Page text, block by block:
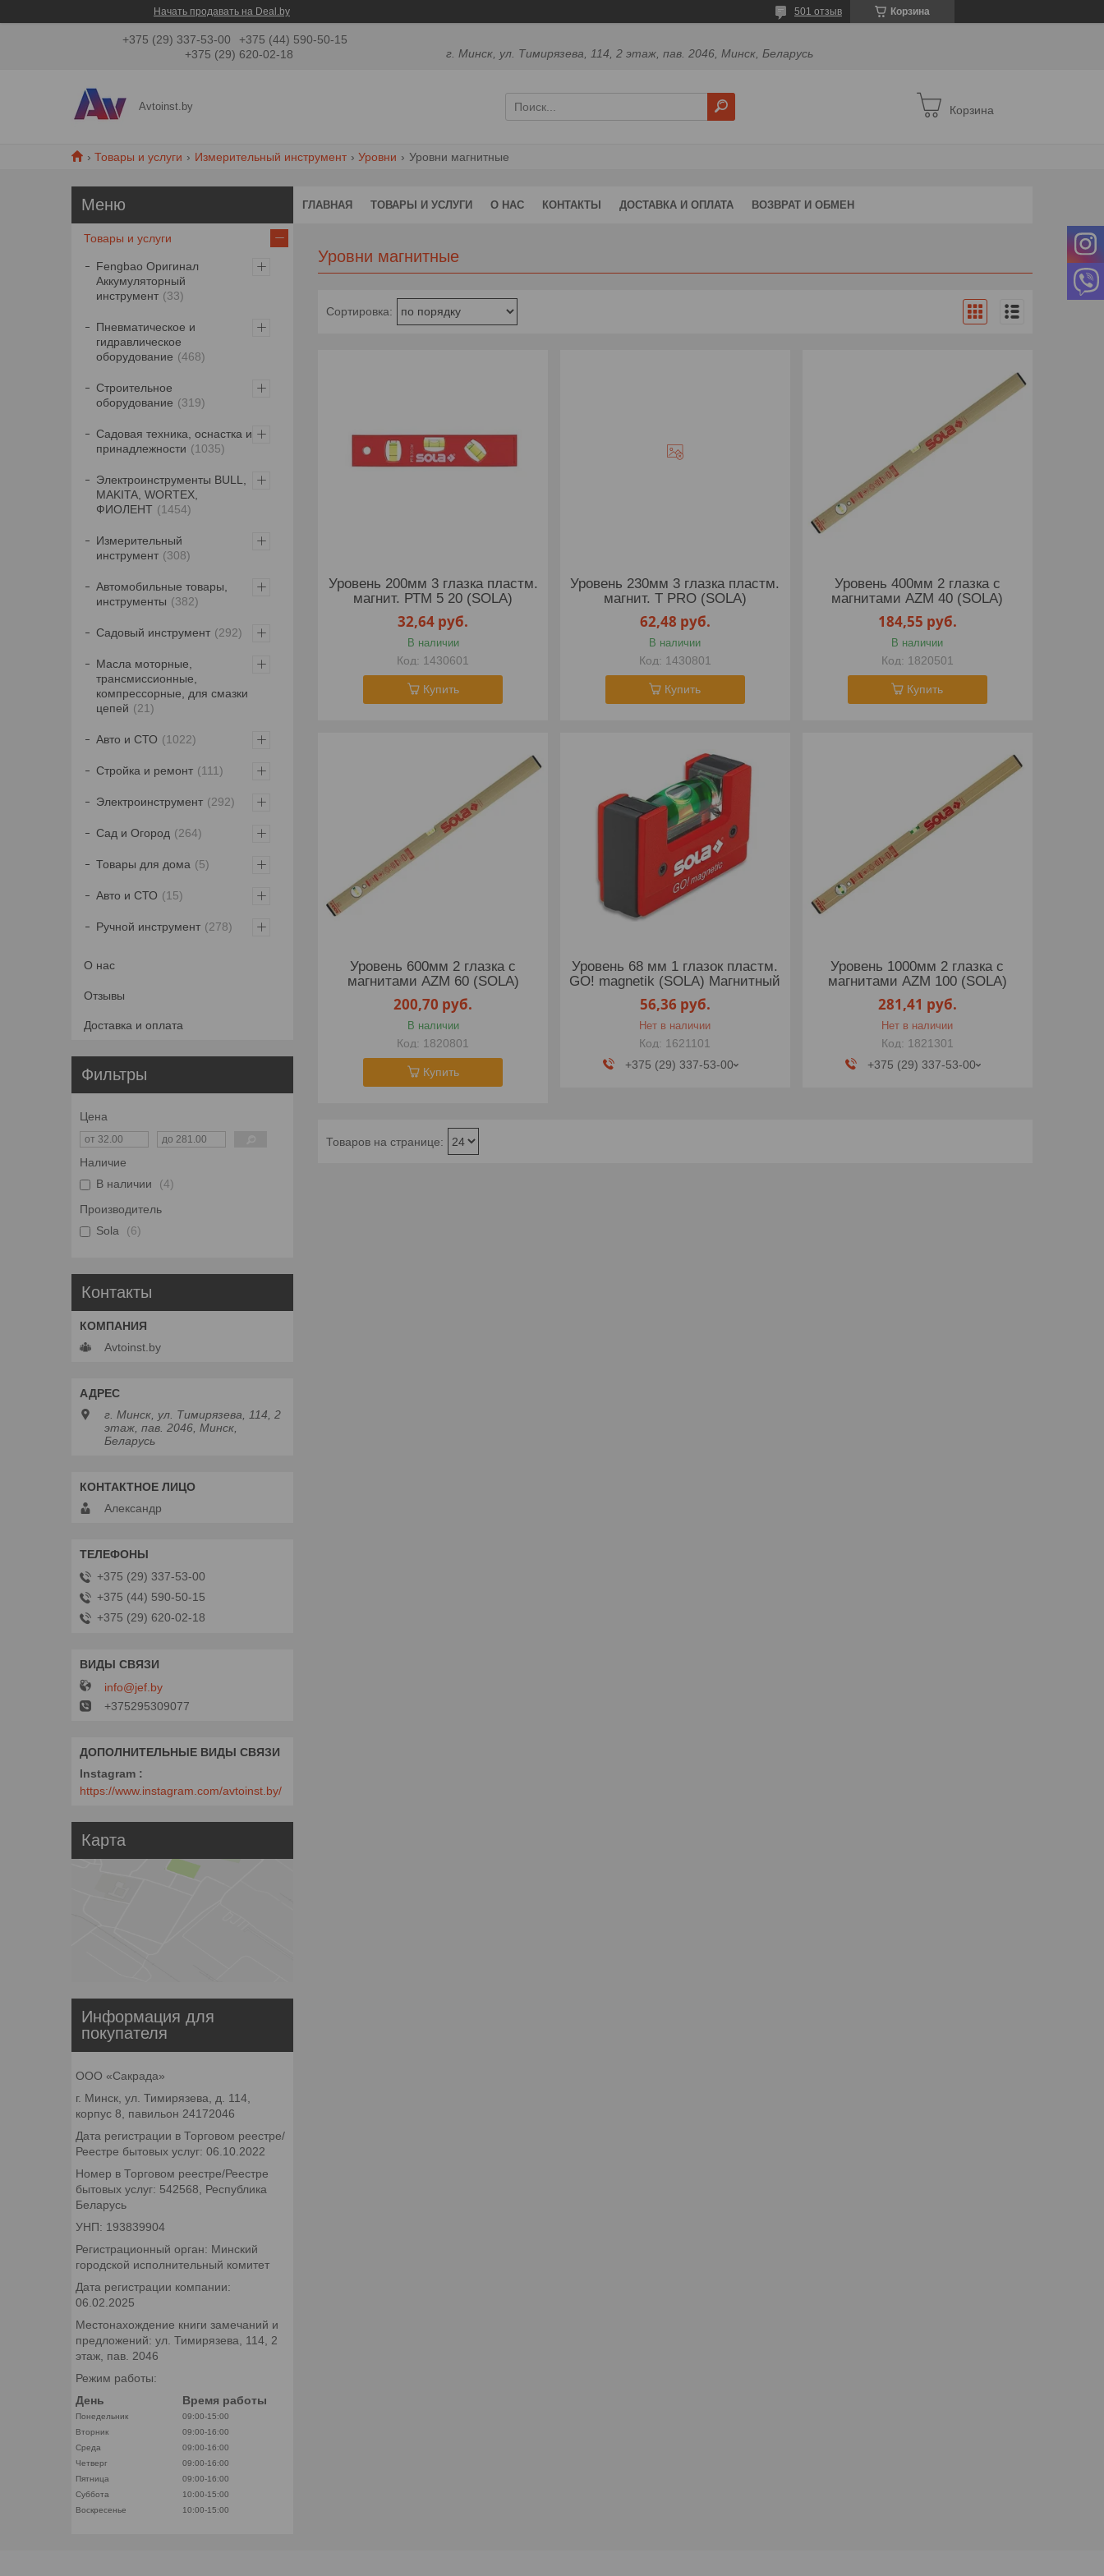
Начать продавать на Deal.by Корзина
501 отзыв
+375 (29) 337-53-00
+375 (44) 590-50-15
+375 (29) 620-02-18
г. Минск, ул. Тимирязева, 114, 2 этаж, пав. 2046, Минск, Беларусь
Avtoinst.by Корзина
Товары и услуги Измерительный инструмент Уровни Уровни магнитные
ГЛАВНАЯ ТОВАРЫ И УСЛУГИ О НАС КОНТАКТЫ ДОСТАВКА И ОПЛАТА ВОЗВРАТ И ОБМЕН
Уровни магнитные
Уровень 200мм 3 глазка пластм.
магнит. РТM 5 20 (SOLA)
32,64 руб.
В наличии
1430601
Купить
Уровень 230мм 3 глазка пластм.
магнит. T PRO (SOLA)
62,48 руб.
В наличии
1430801
Купить
Уровень 400мм 2 глазка с
магнитами AZM 40 (SOLA)
184,55 руб.
В наличии
1820501
Купить
Уровень 600мм 2 глазка с
магнитами AZM 60 (SOLA)
200,70 руб.
В наличии
1820801
Купить
Уровень 68 мм 1 глазок пластм.
GO! magnetik (SOLA) Магнитный
56,36 руб.
Нет в наличии
1621101
+375 (29) 337-53-00
Уровень 1000мм 2 глазка с
магнитами AZM 100 (SOLA)
281,41 руб.
Нет в наличии
1821301
+375 (29) 337-53-00
Товары и услуги
Fengbao Оригинал
Аккумуляторный
инструмент
33
Пневматическое и
гидравлическое
оборудование
468
Строительное
оборудование
319
Садовая техника, оснастка и
принадлежности
1035
Электроинструменты BULL,
MAKITA, WORTEX,
ФИОЛЕНТ
1454
Измерительный
инструмент
308
Автомобильные товары,
инструменты
382
Садовый инструмент 292
Масла моторные,
трансмиссионные,
компрессорные, для смазки
цепей
21
Авто и СТО 1022
Стройка и ремонт 111
Электроинструмент 292
Сад и Огород 264
Товары для дома 5
Авто и СТО 15
Ручной инструмент 278
О нас
Отзывы
Доставка и оплата
Фильтры
Цена
Наличие
В наличии
4
Производитель
Sola
6
Контакты
Avtoinst.by
г. Минск, ул. Тимирязева, 114, 2
этаж, пав. 2046, Минск,
Беларусь
Александр
+375 (29) 337-53-00
+375 (44) 590-50-15
+375 (29) 620-02-18
info@jef.by
+375295309077
Instagram
https://www.instagram.com/avtoinst.by/
Карта
Информация для
покупателя
ООО «Сакрада»
г. Минск, ул. Тимирязева, д. 114,
корпус 8, павильон 24172046
Дата регистрации в Торговом реестре/
Реестре бытовых услуг: 06.10.2022
Номер в Торговом реестре/Реестре
бытовых услуг: 542568, Республика
Беларусь
УНП: 193839904
Регистрационный орган: Минский
городской исполнительный комитет
Дата регистрации компании:
06.02.2025
Местонахождение книги замечаний и
предложений: ул. Тимирязева, 114, 2
этаж, пав. 2046
Режим работы:
День
Время работы
Понедельник
09:00-15:00
Вторник
09:00-16:00
Среда
09:00-16:00
Четверг
09:00-16:00
Пятница
09:00-16:00
Суббота
10:00-15:00
Воскресенье
10:00-15:00